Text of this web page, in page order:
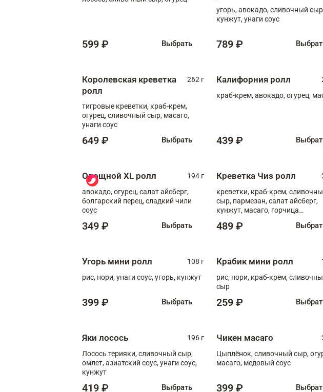
599 ₽ Выбрать
угорь, авокадо, сливочный
кунжут, унаги соус
789 ₽
Королевская креветка
ролл
262 г
тигровые креветки, краб-крем,
огурец, сливочный сыр, масаго,
унаги соус
649 ₽ Выбрать
Калифорния ролл
краб-крем, авокадо, огурец,
439 ₽
Овощной XL ролл
194 г
авокадо, огурец, салат айсберг,
болгарский перец, сладкий чили
соус
349 ₽ Выбрать
Креветка Чиз ролл
креветки, краб-крем,
сыр, пармезан, салат айсберг,
кунжут, масаго, горчица
489 ₽
Угорь мини ролл
108 г
рис, нори, унаги соус, угорь, кунжут
399 ₽ Выбрать
Крабик мини ролл
рис, нори, краб-крем,
сыр
259 ₽
Яки лосось
196 г
Лосось терияки, сливочный сыр,
омлет, азиатский соус, унаги соус,
кунжут
419 ₽ Выбрать
Чикен масаго
Цыплёнок, сливочный сыр,
масаго, медовый соус
399 ₽